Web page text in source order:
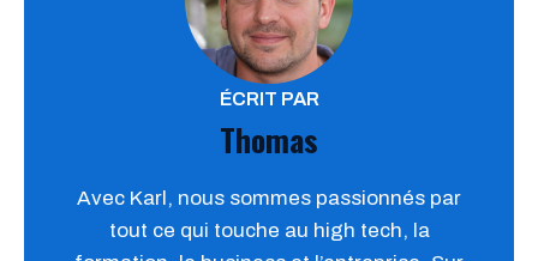
ÉCRIT PAR
Thomas
Avec Karl, nous sommes passionnés par
tout ce qui touche au high tech, la